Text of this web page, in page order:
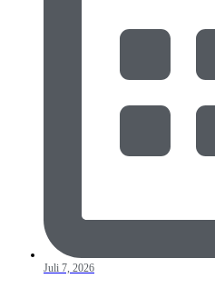
Juli 7, 2026